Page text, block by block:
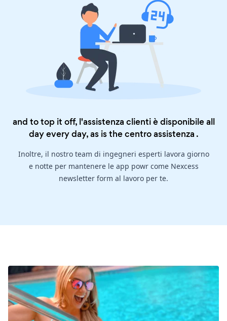
and to top it off, l'assistenza clienti è disponibile all
day every day, as is thecentro assistenza .
Inoltre, il nostro team di ingegneri esperti lavora giorno
e notte per mantenere le app powr come Nexcess
newsletter form al lavoro per te.